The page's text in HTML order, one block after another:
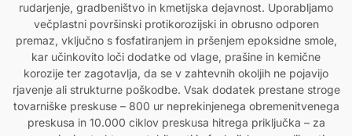
rudarjenje, gradbeništvo in kmetijska dejavnost. Uporabljamo
večplastni površinski protikorozijski in obrusno odporen
premaz, vključno s fosfatiranjem in pršenjem epoksidne smole,
kar učinkovito loči dodatke od vlage, prašine in kemične
korozije ter zagotavlja, da se v zahtevnih okoljih ne pojavijo
rjavenje ali strukturne poškodbe. Vsak dodatek prestane stroge
tovarniške preskuse – 800 ur neprekinjenega obremenitvenega
preskusa in 10.000 ciklov preskusa hitrega priključka – za